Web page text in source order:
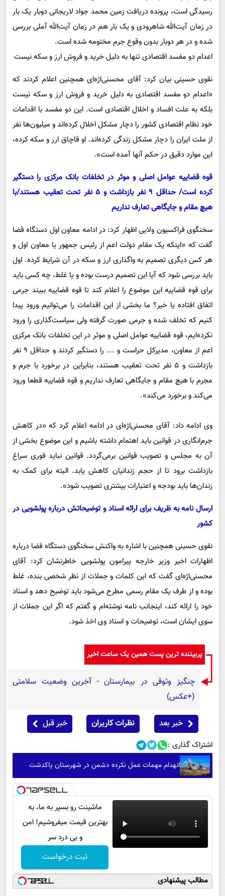
رسیدگی است، پرونده دریافت زمین محمد جواد لاریجانی دوبار یک بار
در زمان آیت‌الله شاهرودی و یک بار هم در زمان آیت‌الله آملی بررسی
شده و در هر دوبار بدون وقوع جرم مختومه شده است.
اعدام دو مفسد اقتصادی تنها به دلیل خرید و فروش ارز و سکه نیست
نقوی حسینی بیان کرد: آقای محسنی‌اژه‌ای همچنین اعلام کردند که
«اعدام دو مفسد اقتصادی به دلیل خرید و فروش ارز و سکه نیست
بلکه به علت افساد و اخلال اقتصادی است. این دو مفسد با اقدامات
خود نظام اقتصادی کشور را دچار مشکل اخلال کرده‌اند و میلیون‌ها نفر
از ملت ایران را دچار مشکل زندگی کرده‌اند. او قاچاق ارز و سکه کرده،
این موارد دقیق در حکم آنها آمده است».
قوه قضاییه عوامل اصلی و موثر در تخلفات بانک مرکزی را دستگیر
کرده است/ حداقل 9 نفر بازداشت و 5 نفر تحت تعقیب هستند/با
هیچ مقام و جایگاهی تعارف نداریم
سخنگوی فراکسیون ولایی اظهار کرد: در ادامه معاون اول دستگاه قضا
گفت که «اینکه یک مقام دولت اعم از رئیس جمهور یا معاون اول و
هر کس دیگری تصمیم به واگذاری ارز و سکه در آن شرایط کرده. اول
باید بررسی شود که آیا این تصمیم درست بوده و یا غلط، چه کسی باید
برای قوه قضاییه این موضوع را اعلام کند تا قوه قضاییه ببیند جرمی
اتفاق افتاده یا خیر؟ ما بخشی از این اقدامات را می‌توانیم ورود پیدا
کنیم که تخلف شده و جرمی صورت گرفته ولی سیاست‌گذاری را ورود
نکرده‌ایم، قوه قضاییه عوامل اصلی و موثر در این تخلفات بانک مرکزی
اعم از معاون، مدیرکل حراست و ... را دستگیر کردند و حداقل 9 نفر
بازداشت و 5 نفر تحت تعقیب هستند، بنابراین در برخورد با جرم و
مجرم با هیچ مقام و جایگاهی تعارف نداریم و قوه قضاییه قطعا ورود
می‌کند و برخورد می‌کند».
وی ادامه داد: آقای محسنی‌اژه‌ای در ادامه اعلام کرد که «در کاهش
جرم‌انگاری در قوانین باید اهتمام داشته باشیم و این موضوع بخشی از
آن به مجلس و تصویب قوانین برمی‌گردد. قوانین نباید فوری سراغ
بازداشت برود تا از حجم زندانیان کاهش یابد. البته برای کمک به
زندان‌ها باید بودجه و اعتبارات بیشتری تصویب شود».
ارسال نامه به ظریف برای ارائه اسناد و توضیحاتش درباره پولشویی در
کشور
نقوی حسینی همچنین با اشاره به واکنش سخنگوی دستگاه قضا درباره
اظهارات اخیر وزیر خارجه پیرامون پولشویی خاطرنشان کرد: آقای
محسنی‌اژه‌ای گفت که این کلمات و جملات از نظر شخصی بنده، غلط
بوده و از طرف یک مقام رسمی مطرح می‌شود باید توضیح دهد و اسناد
خود را ارائه کند، اینجانب نامه نوشته‌ام و گفتم که اگر این جملات از
سوی ایشان است، توضیحات و اسناد وی اخذ شود.
پربیننده ترین پست همین یک ساعت اخیر
چنگیز وثوقی در بیمارستان - آخرین وضعیت سلامتی
(+عکس)
خبر بعد نظرات کاربران خبر قبل
اشتراک گذاری :
انهدام مهمات عمل نکرده دشمن در شهرستان پاکدشت
ماشینت رو بسپر به ما، به
بهترین قیمت میفروشیم! امن
و بی درد سر
ثبت درخواست
مطالب پیشنهادی